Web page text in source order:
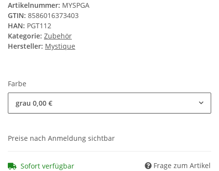
Artikelnummer: MYSPGA
GTIN: 8586016373403
HAN: PGT112
Kategorie: Zubehör
Hersteller: Mystique
Farbe
grau 0,00 €
Preise nach Anmeldung sichtbar
Sofort verfügbar Frage zum Artikel